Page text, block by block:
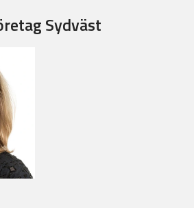
Sydväst